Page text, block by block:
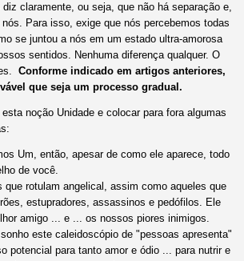
claramente, ou seja, que não há separação e,
Para isso, exige que nós percebemos todas
se juntou a nós em um estado ultra-amorosa
sentidos. Nenhuma diferença qualquer. O
Conforme indicado em artigos anteriores,
que seja um processo gradual.
noção Unidade e colocar para fora algumas
Um, então, apesar de como ele aparece, todo
de você.
que rotulam angelical, assim como aqueles que
estupradores, assassinos e pedófilos. Ele
amigo ... e ... os nossos piores inimigos.
este caleidoscópio de "pessoas apresenta"
potencial para tanto amor e ódio ... para nutrir e